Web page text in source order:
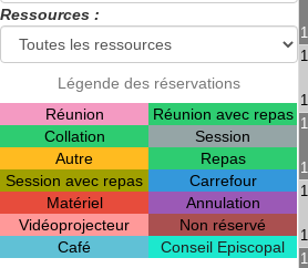
Ressources :
Légende des réservations
Réunion
Réunion avec repas
Collation
Session
Autre
Repas
Session avec repas
Carrefour
Matériel
Annulation
Vidéoprojecteur
Non réservé
Café
Conseil Episcopal